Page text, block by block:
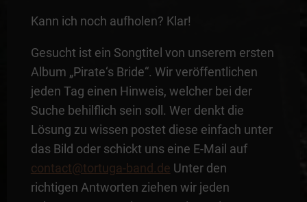
Kann ich noch aufholen? Klar!
Gesucht ist ein Songtitel von unserem ersten
Album „Pirate‘s Bride“. Wir veröffentlichen
jeden Tag einen Hinweis, welcher bei der
Suche behilflich sein soll. Wer denkt die
Lösung zu wissen postet diese einfach unter
das Bild oder schickt uns eine E-Mail auf
contact@tortuga-band.de Unter den
richtigen Antworten ziehen wir jeden